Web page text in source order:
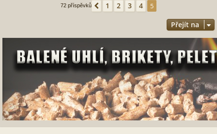
72 příspěvků Předchozí
1 2 3 4 5
Přejít na